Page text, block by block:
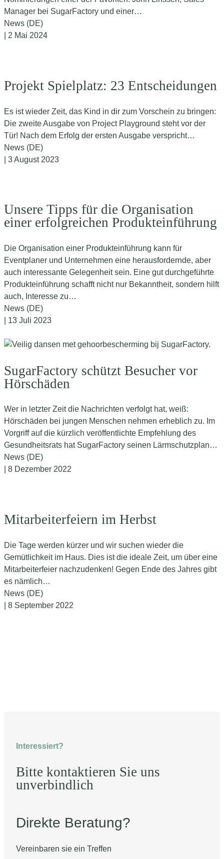
Manager bei SugarFactory und einer…
News (DE)
| 2 Mai 2024
Projekt Spielplatz: 23 Entscheidungen
Es ist wieder Zeit, das Kind in dir zum Vorschein zu bringen:
Die zweite Ausgabe von Project Playground steht vor der
Tür! Nach dem Erfolg der ersten Ausgabe verspricht…
News (DE)
| 3 August 2023
Unsere Tipps für die Organisation
einer erfolgreichen Produkteinführung
Die Organisation einer Produkteinführung kann für
Eventplaner und Unternehmen eine herausfordernde, aber
auch interessante Gelegenheit sein. Eine gut durchgeführte
Produkteinführung schafft nicht nur Bekanntheit, sondern hilft
auch, Interesse zu…
News (DE)
| 13 Juli 2023
SugarFactory schützt Besucher vor
Hörschäden
Wer in letzter Zeit die Nachrichten verfolgt hat, weiß:
Hörschäden bei jungen Menschen nehmen erheblich zu. Im
Vorgriff auf die kürzlich veröffentlichte Empfehlung des
Gesundheitsrats hat SugarFactory seinen Lärmschutzplan…
News (DE)
| 8 Dezember 2022
Mitarbeiterfeiern im Herbst
Die Tage werden kürzer und wir suchen wieder die
Gemütlichkeit im Haus. Dies ist die ideale Zeit, um über eine
Mitarbeiterfeier nachzudenken! Gegen Ende des Jahres gibt
es nämlich…
News (DE)
| 8 September 2022
Interessiert?
Bitte kontaktieren Sie uns
unverbindlich
Direkte Beratung?
Vereinbaren sie ein Treffen